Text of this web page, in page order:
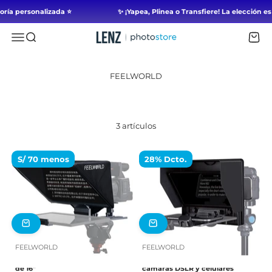
personalizada ⭐ ✨ ¡Yapea, Plinea o Transfiere! La
Abrir Navegación
Abrir búsqueda Lenz Photo Store - Perú
3 artículos
S/ 70 menos 28% Dcto.